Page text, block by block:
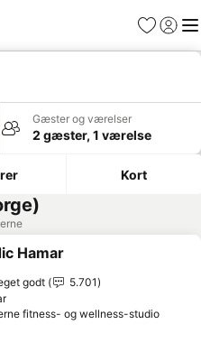
Favoritter
Log ind
Gæster og værelser
2 gæster, 1 værelse
Kort
til favoritter
Hamar
godt
5.701
fitness- og wellness-studio